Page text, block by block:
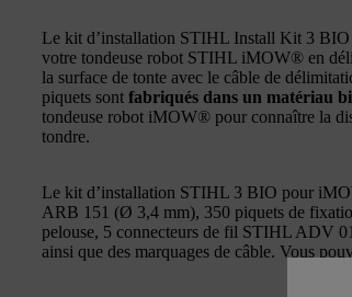
Le kit d’installation STIHL Install Kit 3
votre tondeuse robot STIHL iMOW® en
la surface de tonte avec le câble de
piquets sont fabriqués dans un matériau
tondeuse robot iMOW® pour connaître la
tondre.
Le kit d’installation STIHL 3 BIO pour
ARB 151 (Ø 3,4 mm), 350 piquets de
pelouse, 5 connecteurs de fil STIHL ADV
ainsi que des marquages de câble. Vous